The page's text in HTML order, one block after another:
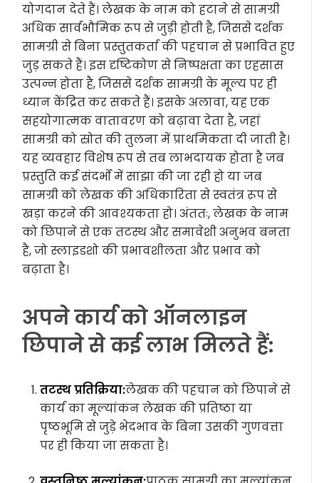
योगदान देते हैं। लेखक के नाम को हटाने से सामग्री
अधिक सार्वभौमिक रूप से जुड़ी होती है, जिससे दर्शक
सामग्री से बिना प्रस्तुतकर्ता की पहचान से प्रभावित हुए
जुड़ सकते हैं। इस दृष्टिकोण से निष्पक्षता का एहसास
उत्पन्न होता है, जिससे दर्शक सामग्री के मूल्य पर ही
ध्यान केंद्रित कर सकते हैं। इसके अलावा, यह एक
सहयोगात्मक वातावरण को बढ़ावा देता है, जहां
सामग्री को स्रोत की तुलना में प्राथमिकता दी जाती है।
यह व्यवहार विशेष रूप से तब लाभदायक होता है जब
प्रस्तुति कई संदर्भों में साझा की जा रही हो या जब
सामग्री को लेखक की अधिकारिता से स्वतंत्र रूप से
खड़ा करने की आवश्यकता हो। अंततः, लेखक के नाम
को छिपाने से एक तटस्थ और समावेशी अनुभव बनता
है, जो स्लाइडशो की प्रभावशीलता और प्रभाव को
बढ़ाता है।
अपने कार्य को ऑनलाइन
छिपाने से कई लाभ मिलते हैं:
तटस्थ प्रतिक्रिया:लेखक की पहचान को छिपाने से
कार्य का मूल्यांकन लेखक की प्रतिष्ठा या
पृष्ठभूमि से जुड़े भेदभाव के बिना उसकी गुणवत्ता
पर ही किया जा सकता है।